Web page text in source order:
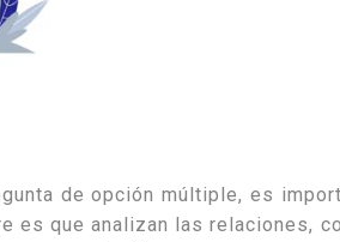
de opción múltiple, es
que analizan las relaciones,